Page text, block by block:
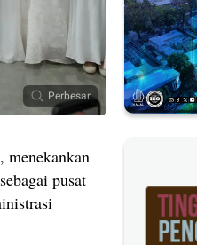
Perbesar
pusat